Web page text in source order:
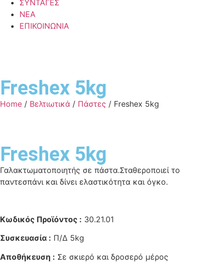
ΣΥΝΤΑΓΕΣ
ΝΕΑ
ΕΠΙΚΟΙΝΩΝΙΑ
Freshex 5kg
Home / Βελτιωτικά / Πάστες / Freshex 5kg
Freshex 5kg
Γαλακτωματοποιητής σε πάστα.Σταθεροποιεί το
παντεσπάνι και δίνει ελαστικότητα και όγκο.
Κωδικός Προϊόντος : 30.21.01
Συσκευασία : Π/Δ 5kg
Αποθήκευση : Σε σκιερό και δροσερό μέρος